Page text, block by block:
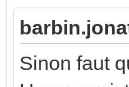
Sinon faut